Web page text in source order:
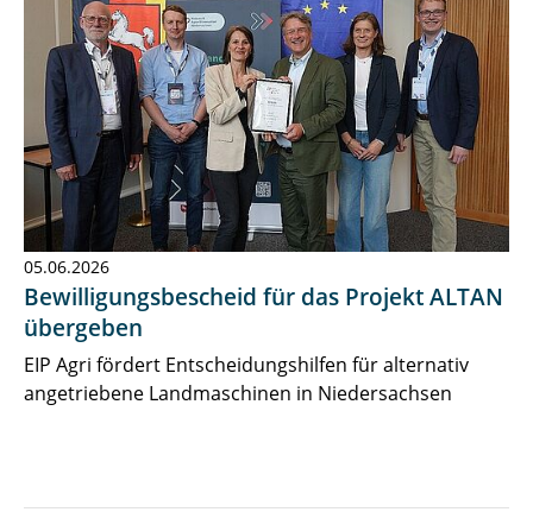
Contact
05.06.2026
Bewilligungsbescheid für das Projekt ALTAN
übergeben
EIP Agri fördert Entscheidungshilfen für alternativ
angetriebene Landmaschinen in Niedersachsen